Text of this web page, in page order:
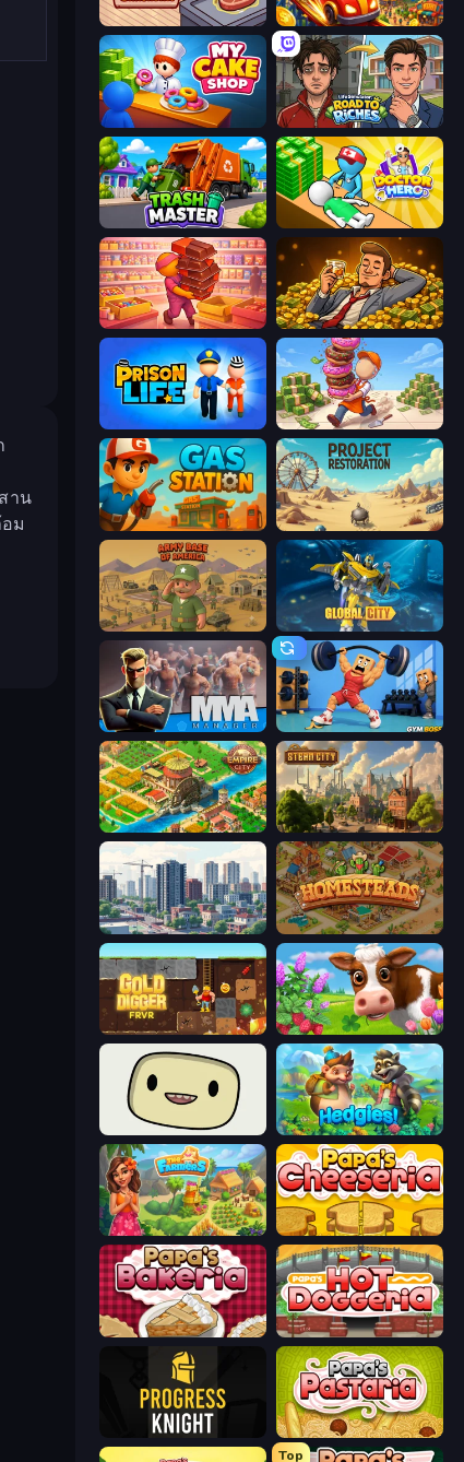
าน
ม
Cat Snack Bar My Perfect Theme Park
My Cake Shop Life Simulator: Road to Riches
Trash Master Doctor Hero
Candy Packing Store Idle Billionaire Tycoon
Prison Life Donut Place
Gas Station Project Restoration
Army Base Of America Global City
MMA Manager 2 Gym Boss
Empire City Steam City
SuperCity 3D Homesteads: Dream Farm
Gold Digger FRVR Country Life Meadows
SuperWEIRD Hedgies
The Farmers Papa's Cheeseria
Papa's Bakeria Papa's Hot Doggeria
Progress Knight Papa's Pastaria
Top